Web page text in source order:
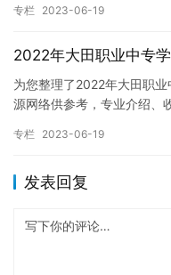
专栏 2023-06-19
2022年大田职业中专
为您整理了2022年大田职
源网络供参考，专业介绍、
专栏 2023-06-19
发表回复